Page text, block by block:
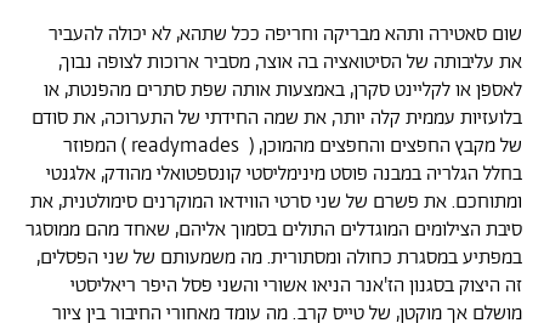
שום סאטירה ותהא מבריקה וחריפה ככל שתהא, לא יכולה להעביר
את עליבותה של הסיטואציה בה אוצר, מסביר ארוכות לצופה נבוך,
לאספן או לקליינט סקרן, באמצעות אותה שפת סתרים מהפנטת, או
בלועזיות עממית קלה יותר, את שמה החידתי של התערוכה, את סודם
של מקבץ החפצים והחפצים מהמוכן, ( readymades ) המפוזר
בחלל הגלריה במבנה פוסט מינימליסטי קונספטואלי מהודק, אלגנטי
ומתוחכם. את פשרם של שני סרטי הווידאו המוקרנים סימולטנית, את
סיבת הצילומים המוגדלים התולים בסמוך אליהם, שאחד מהם ממוסגר
במפתיע במסגרת כחולה ומסתורית. מה משמעותם של שני הפסלים,
זה היצוק בסגנון הז'אנר הניאו אשורי והשני פסל היפר ריאליסטי
מושלם אך מוקטן, של טייס קרב. מה עומד מאחורי החיבור בין ציור